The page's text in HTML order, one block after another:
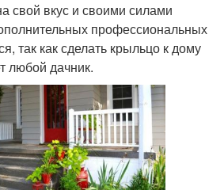
свой вкус и своими силами
профессиональных
так как сделать крыльцо к дому
любой дачник.